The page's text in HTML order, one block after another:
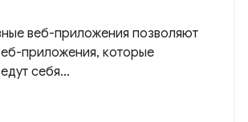
веб-приложения позволяют
приложения, которые
себя...